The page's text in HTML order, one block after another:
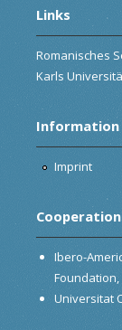
Links
Romanisches
Karls
Information
Imprint
Ibero-
Foundation,
Universitat